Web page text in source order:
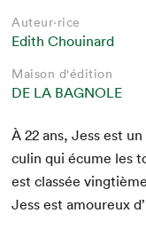
Auteur·rice
Edith Chouinard
Maison d'édition
DE LA BAGNOLE
À22 ans, Jess est
culin qui écume les
est classée
Jess est amoureux